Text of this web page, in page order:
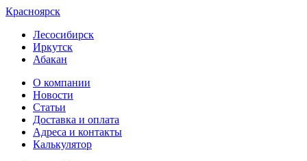
Красноярск
Лесосибирск
Иркутск
Абакан
О компании
Новости
Статьи
Доставка и оплата
Адреса и контакты
Калькулятор